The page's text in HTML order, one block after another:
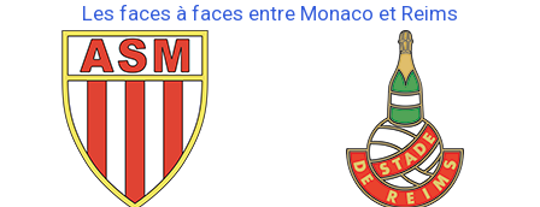
Les faces à faces entre Monaco et Reims